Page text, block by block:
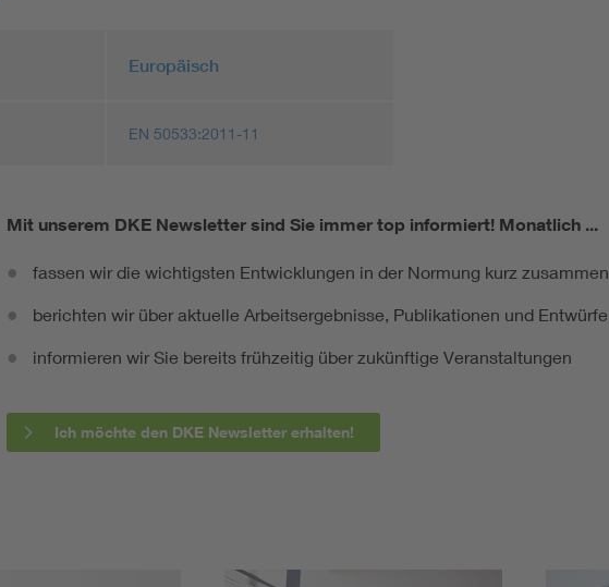
Europäisch
EN 50533:2011-11
Mit unserem DKE Newsletter sind Sie immer top informiert! Monatlich ...
fassen wir die wichtigsten Entwicklungen in der Normung kurz zusammen
berichten wir über aktuelle Arbeitsergebnisse, Publikationen und Entwürfe
informieren wir Sie bereits frühzeitig über zukünftige Veranstaltungen
Ich möchte den DKE Newsletter erhalten!